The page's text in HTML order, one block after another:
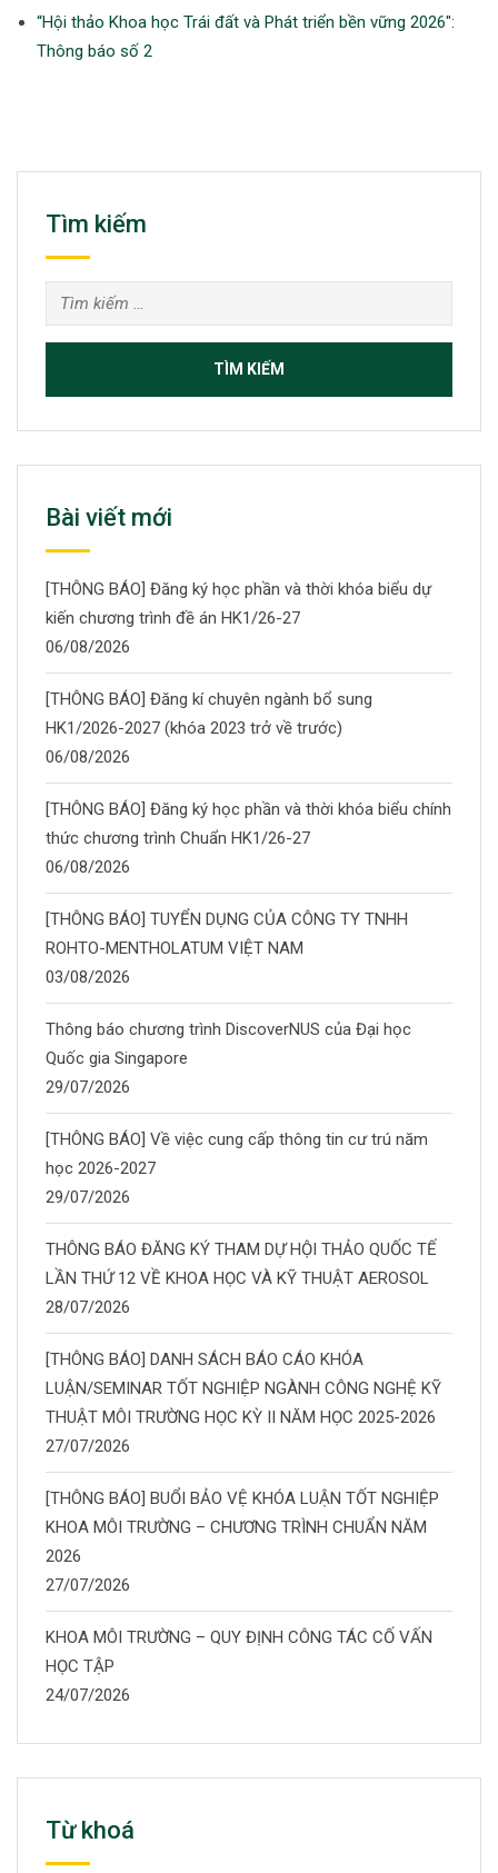
“Hội thảo Khoa học Trái đất và Phát triển bền vững 2026″:
Thông báo số 2
Tìm kiếm
Tìm
kiếm
Bài viết mới
[THÔNG BÁO] Đăng ký học phần và thời khóa biểu dự
kiến chương trình đề án HK1/26-27
06/08/2026
[THÔNG BÁO] Đăng kí chuyên ngành bổ sung
HK1/2026-2027 (khóa 2023 trở về trước)
06/08/2026
[THÔNG BÁO] Đăng ký học phần và thời khóa biểu chính
thức chương trình Chuẩn HK1/26-27
06/08/2026
[THÔNG BÁO] TUYỂN DỤNG CỦA CÔNG TY TNHH
ROHTO-MENTHOLATUM VIỆT NAM
03/08/2026
Thông báo chương trình DiscoverNUS của Đại học
Quốc gia Singapore
29/07/2026
[THÔNG BÁO] Về việc cung cấp thông tin cư trú năm
học 2026-2027
29/07/2026
THÔNG BÁO ĐĂNG KÝ THAM DỰ HỘI THẢO QUỐC TẾ
LẦN THỨ 12 VỀ KHOA HỌC VÀ KỸ THUẬT AEROSOL
28/07/2026
[THÔNG BÁO] DANH SÁCH BÁO CÁO KHÓA
LUẬN/SEMINAR TỐT NGHIỆP NGÀNH CÔNG NGHỆ KỸ
THUẬT MÔI TRƯỜNG HỌC KỲ II NĂM HỌC 2025-2026
27/07/2026
[THÔNG BÁO] BUỔI BẢO VỆ KHÓA LUẬN TỐT NGHIỆP
KHOA MÔI TRƯỜNG – CHƯƠNG TRÌNH CHUẨN NĂM
2026
27/07/2026
KHOA MÔI TRƯỜNG – QUY ĐỊNH CÔNG TÁC CỐ VẤN
HỌC TẬP
24/07/2026
Từ khoá